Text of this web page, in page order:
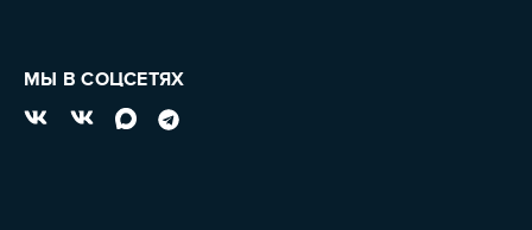
МЫ В СОЦСЕТЯХ